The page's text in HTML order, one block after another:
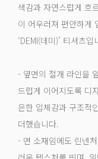
색감과 자연스럽게 흐
이 어우러져 편안하게
‘DEMI(데미)’ 티셔츠입
- 옆면의 절개 라인을
드럽게 이어지도록 디
은한 입체감과 구조적
더했습니다.
- 면 소재임에도 린넨